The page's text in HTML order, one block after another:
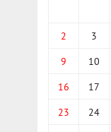
2
3
9
10
16
17
23
24